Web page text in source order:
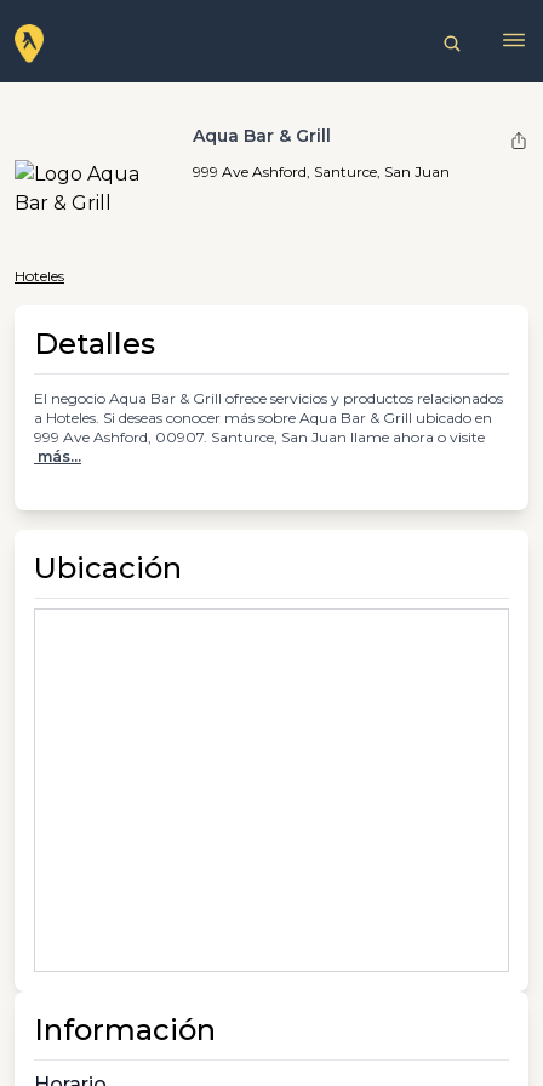
Aqua Bar & Grill
999 Ave Ashford, Santurce, San Juan
Hoteles
Detalles
El negocio Aqua Bar & Grill ofrece servicios y productos relacionados
a Hoteles. Si deseas conocer más sobre Aqua Bar & Grill ubicado en
999 Ave Ashford, 00907. Santurce, San Juan llame ahora o visite
más...
Ubicación
Información